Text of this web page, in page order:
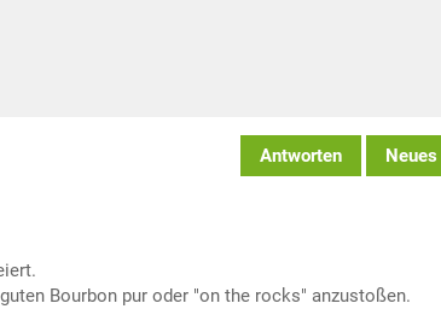
Antworten
Bourbon pur oder "on the rocks" anzustoßen.